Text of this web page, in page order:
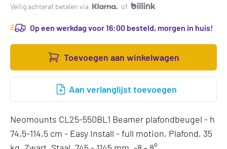
Veilig achteraf betalen via
of
Op een werkdag voor 16:00 besteld, morgen in huis!
Toevoegen aan winkelwagen
Aan verlanglijst toevoegen
Neomounts CL25-550BL1 Beamer plafondbeugel - h
74,5-114,5 cm - Easy Install - full motion, Plafond, 35